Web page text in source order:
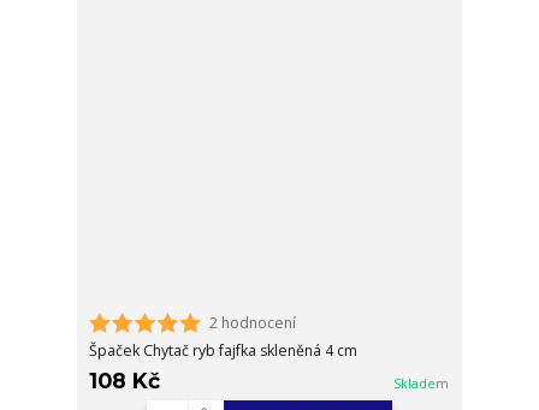
2 hodnocení
Špaček Chytač ryb fajfka skleněná 4 cm
108 Kč Skladem